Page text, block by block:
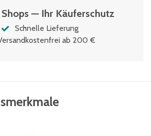
— Ihr Käuferschutz
Schnelle Lieferung
ab 200 €